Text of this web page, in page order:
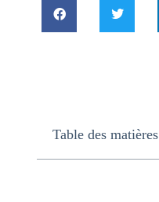
Table des matières